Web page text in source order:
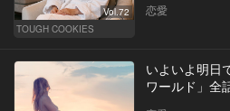
Vol.72
TOUGH COOKIES
恋愛
いよいよ明日
ワールド」全